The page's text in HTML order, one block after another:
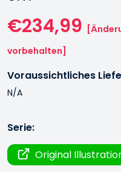
€234,99
vorbehalten]
Voraussichtliches
N/A
Serie:
Original